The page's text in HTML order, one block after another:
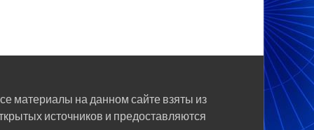
материалы на данном сайте взяты из
источников и предоставляются